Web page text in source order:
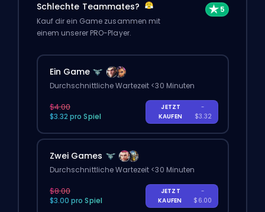
Schlechte Teammates?
Kauf dir ein Game zusammen mit
einem unserer PRO-Player.
Ein Game
Durchschnittliche Wartezeit <30 Minuten
$4.00
$3.32 pro Spiel
JETZT
KAUFEN
-
$3.32
Zwei Games
Durchschnittliche Wartezeit <30 Minuten
$8.00
$3.00 pro Spiel
JETZT
KAUFEN
-
$6.00